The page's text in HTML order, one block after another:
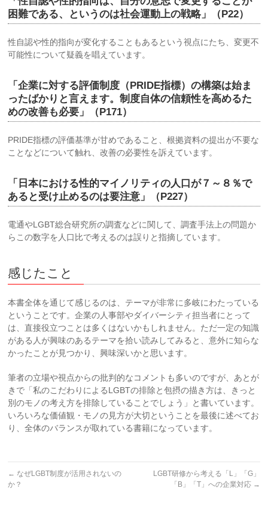
困難である、というのは社会運動上の戦略」（P22）
性自認や性的指向が変化することもあるという視点にたち、変更不
可能性について疑義を唱えています。
「企業に対する評価制度（PRIDE指標）の構築は始ま
ったばかりと言えます。制度自体の信頼性を高めるた
めの改善も必要」（P171）
PRIDE指標の評価基準が甘めであること、根拠資料の提出が不要な
ことなどについて触れ、改善の必要性を訴えています。
「日本における性的マイノリティの人口が７～８％で
あると受け止めるのは要注意」（P227）
電通やLGBT総合研究所の調査などに関して、調査手法上の問題か
らこの数字を人口比で考えるのは誤りと指摘しています。
感じたこと
本書全体を通じて感じるのは、テーマが非常に多岐にわたっている
ということです。企業の人事部やダイバーシティ担当者にとって
は、直接役立つことは多くはないかもしれません。ただ一定の知識
がある人が興味のあるテーマを拾い読みしてみると、意外に知らな
かったことが見つかり、興味深いかと思います。
筆者の立場や視点からの批判的なコメントも多いのですが、あとが
きで「私のこだわりによるLGBTの排除と包摂の描き方は、きっと
別のモノの考え方を排除していることでしょう」と書いています。
いろいろな価値観・モノの見方が大切ということを最後に述べてお
り、全体のバランスが取れている書籍になっています。
← なぜLGBT制度が活用されないの
か？
LGBT研修から考える「L」「G」
「B」「T」への企業対応 →